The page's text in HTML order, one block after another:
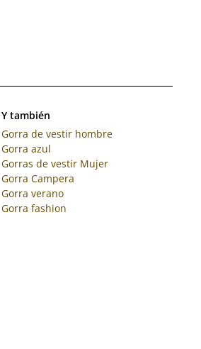
Y también
Gorra de vestir hombre
Gorra azul
Gorras de vestir Mujer
Gorra Campera
Gorra verano
Gorra fashion